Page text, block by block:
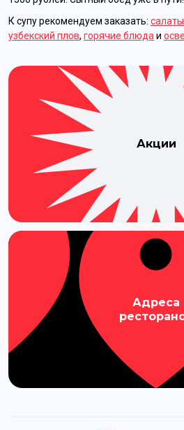
К супу рекомендуем заказать:
узбекский плов, горячие блюда и
Акции
Адреса